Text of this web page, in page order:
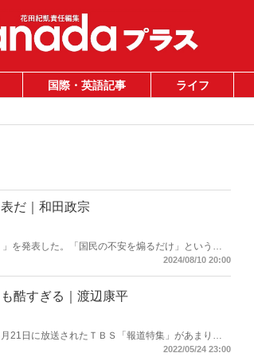
国際・英語記事 ライフ
だ｜和田政宗
を発表した。「国民の不安を煽るだけ」という否
う見ればよいか、解説する。（サムネイルは気象庁
2024/08/10 20:00
酷すぎる｜渡辺康平
21日に放送されたＴＢＳ「報道特集」があまりに
2022/05/24 23:00